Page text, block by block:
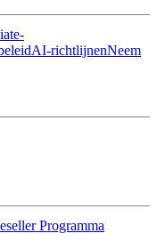
AI-richtlijnenNeem
Programma